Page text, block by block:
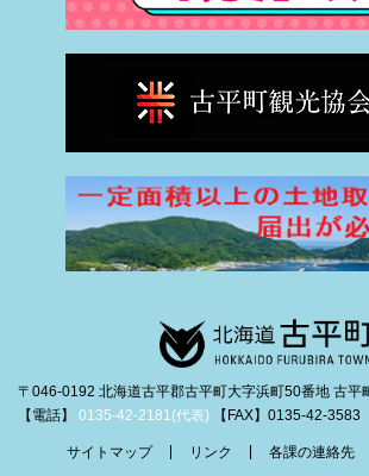
〒046-0192 北海道古平郡古平町大字浜町50番地 古平
【電話】 0135-42-2181(代表) 【FAX】0135-42-3583
サイトマップ リンク 各課の連絡先